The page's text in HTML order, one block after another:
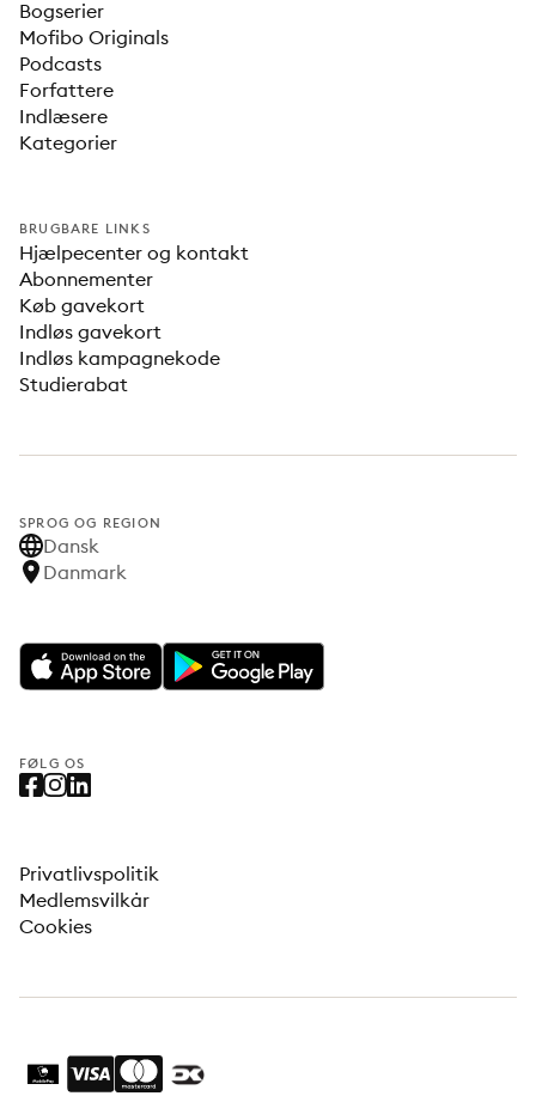
Bogserier
Mofibo Originals
Podcasts
Forfattere
Indlæsere
Kategorier
BRUGBARE LINKS
Hjælpecenter og kontakt
Abonnementer
Køb gavekort
Indløs gavekort
Indløs kampagnekode
Studierabat
SPROG OG REGION
Dansk
Danmark
FØLG OS
Privatlivspolitik
Medlemsvilkår
Cookies